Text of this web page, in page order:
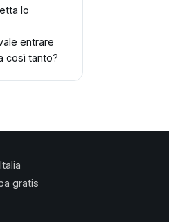
lo
entrare
così tanto?
gratis